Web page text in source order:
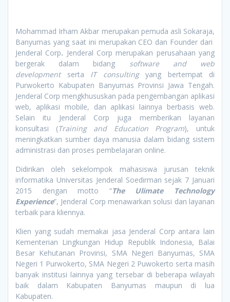
Mohammad Irham Akbar merupakan pemuda asli Sokaraja,
Banyumas yang saat ini merupakan CEO dan Founder dari
Jenderal Corp. Jenderal Corp merupakan perusahaan yang
bergerak dalam bidang software and web
developmentserta IT consultingyang bertempat di
Purwokerto Kabupaten Banyumas Provinsi Jawa Tengah.
Jenderal Corp mengkhususkan pada pengembangan aplikasi
web, aplikasi mobile, dan aplikasi lainnya berbasis web.
Selain itu Jenderal Corp juga memberikan layanan
konsultasi (Training and Education Program), untuk
meningkatkan sumber daya manusia dalam bidang sistem
administrasi dan proses pembelajaran online.
Didirikan oleh sekelompok mahasiswa jurusan teknik
informatika Universitas Jenderal Soedirman sejak 7 Januari
2015 dengan motto “The Ulimate Technology
Experience”, Jenderal Corp menawarkan solusi dan layanan
terbaik para kliennya.
Klien yang sudah memakai jasa Jenderal Corp antara lain
Kementerian Lingkungan Hidup Republik Indonesia, Balai
Besar Kehutanan Provinsi, SMA Negeri Banyumas, SMA
Negeri 1 Purwokerto, SMA Negeri 2 Puwokerto serta masih
banyak institusi lainnya yang tersebar di beberapa wilayah
baik dalam Kabupaten Banyumas maupun di lua
Kabupaten.